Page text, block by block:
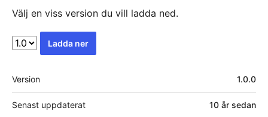
Välj en viss version du vill ladda ned.
Ladda ner
Meta
Version 1.0.0
Senast uppdaterat 10 år sedan